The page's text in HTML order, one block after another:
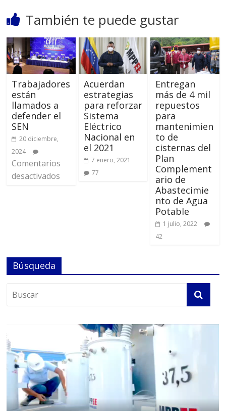
También te puede gustar
Trabajadores
están
llamados a
defender el
SEN
20 diciembre,
2024
Comentarios
desactivados
Acuerdan
estrategias
para reforzar
Sistema
Eléctrico
Nacional en
el 2021
7 enero, 2021
77
Entregan
más de 4 mil
repuestos
para
mantenimien
to de
cisternas del
Plan
Complement
ario de
Abastecimie
nto de Agua
Potable
1 julio, 2022
42
Búsqueda